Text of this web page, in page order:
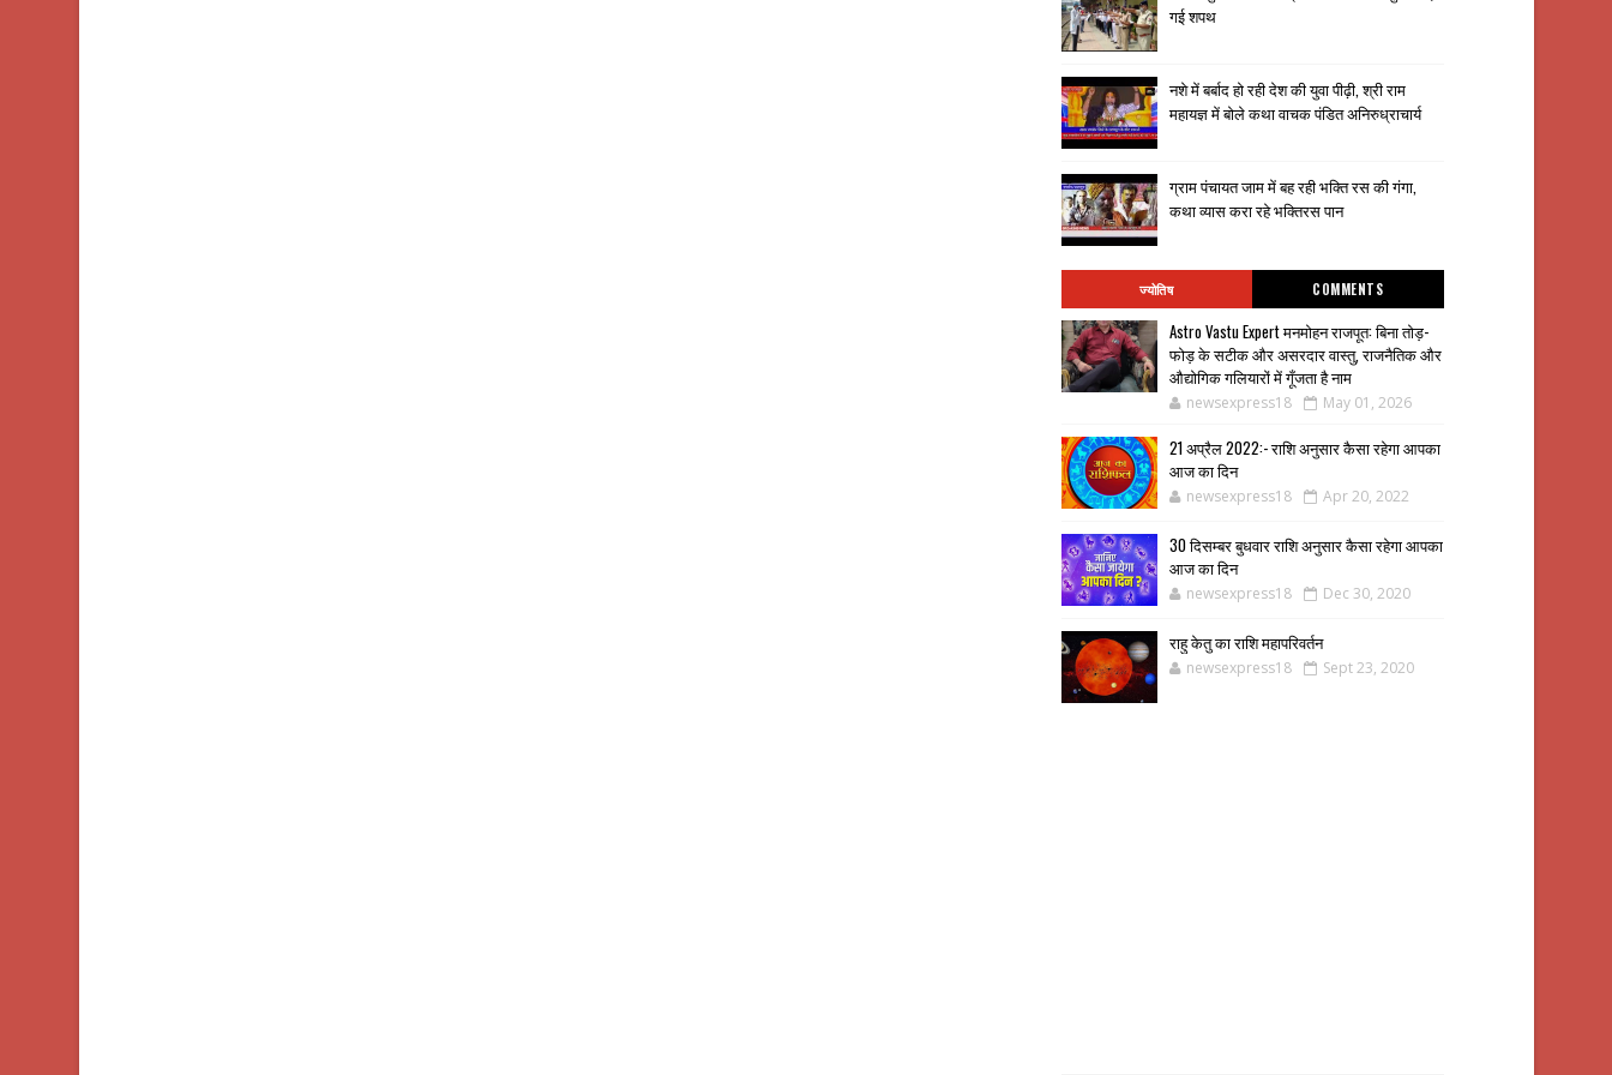
गई शपथ
नशे में बर्बाद हो रही देश की युवा पीढ़ी, श्री राम
महायज्ञ में बोले कथा वाचक पंडित अनिरुध्राचार्य
ग्राम पंचायत जाम में बह रही भक्ति रस की गंगा,
कथा व्यास करा रहे भक्तिरस पान
ज्योतिष COMMENTS
Astro Vastu Expert मनमोहन राजपूत: बिना तोड़-
फोड़ के सटीक और असरदार वास्तु, राजनैतिक और
औद्योगिक गलियारों में गूँजता है नाम
newsexpress18 May 01, 2026
21 अप्रैल 2022:- राशि अनुसार कैसा रहेगा आपका
आज का दिन
newsexpress18 Apr 20, 2022
30 दिसम्बर बुधवार राशि अनुसार कैसा रहेगा आपका
आज का दिन
newsexpress18 Dec 30, 2020
राहु केतु का राशि महापरिवर्तन
newsexpress18 Sept 23, 2020